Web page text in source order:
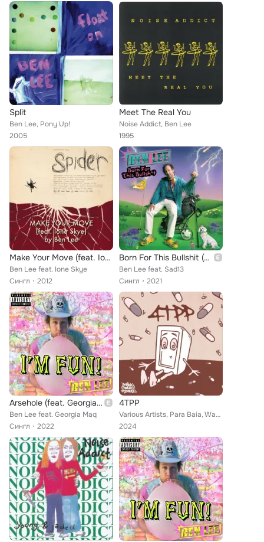
Split
Ben Lee, Pony Up!
2005
Meet The Real You
Noise Addict, Ben Lee
1995
Make Your Move (feat. Ione Skye)
Ben Lee feat. Ione Skye
Сингл
2012
Born For This Bullshit (feat. Sad13)
Ben Lee feat. Sad13
Сингл
2021
Arsehole (feat. Georgia Maq)
Ben Lee feat. Georgia Maq
Сингл
2022
4TPP
Various Artists, Para Baia, Waxtek, T.Herr, Fosters Top, Hasch, Fourtwenty Sound, Gesture, Ubahnrider, EDBOY, Austin Crumpley, I...
2024